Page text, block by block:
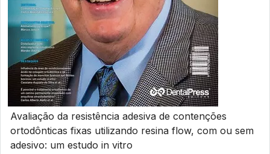
Avaliação da resistência adesiva de contenções
ortodônticas fixas utilizando resina flow, com ou sem
adesivo: um estudo in vitro